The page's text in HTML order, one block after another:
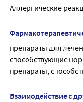
Аллергические
препараты для
способствующие
препараты,
Взаимодействие с